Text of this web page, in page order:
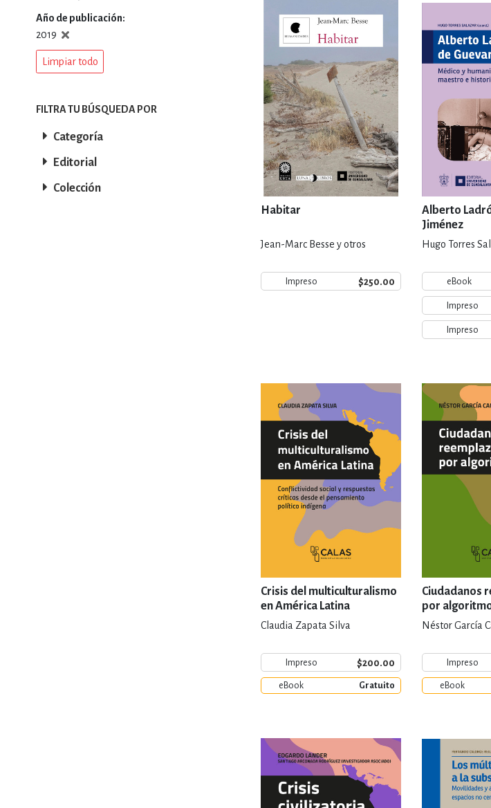
DEPORTES Y ACTIVIDADES DE
ECONOMÍA, FINANZAS,
ESTILOS DE VIDA, AFICIONES Y
FILOSOFÍA Y RELIGIÓN
INFANTILES, JUVENILES Y
NOVELA GRÁFICA, LIBROS DE
SALUD, RELACIONES Y
SOCIEDAD Y
TECNOLOGÍA,
Habitar
Jean-Marc Besse y otros
Impreso $250.00
Alberto
Jiménez
Hugo Torres
eBook
Impreso
Impreso
Crisis del multiculturalismo
en América Latina
Claudia Zapata Silva
Impreso $200.00
eBook Gratuito
Ciudadanos
por
Néstor García
Impreso
eBook
Año de publicación
2019
Limpiar todo
FILTRA TU BÚSQUEDA POR
Categoría
Editorial
Colección